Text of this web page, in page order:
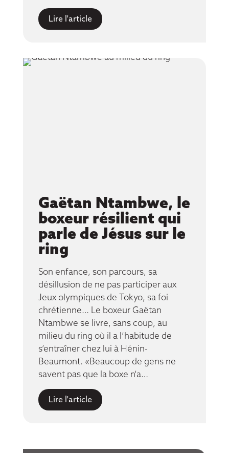
Lire l'article
Gaëtan Ntambwe, le
boxeur résilient qui
parle de Jésus sur le
ring
Son enfance, son parcours, sa
désillusion de ne pas participer aux
Jeux olympiques de Tokyo, sa foi
chrétienne… Le boxeur Gaëtan
Ntambwe se livre, sans coup, au
milieu du ring où il a l’habitude de
s’entraîner chez lui à Hénin-
Beaumont. «Beaucoup de gens ne
savent pas que la boxe n'a…
Lire l'article